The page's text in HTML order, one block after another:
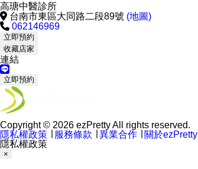
高瑭中醫診所
台南市東區大同路二段89號 (地圖)
062146969
立即預約
收藏店家
連結
立即預約
Copyright © 2026 ezPretty All rights reserved.
隱私權政策
服務條款 異業合作
關於ezPretty
隱私權政策
×